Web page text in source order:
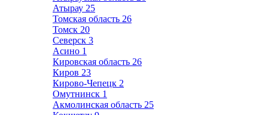
Атырау 25
Томская область 26
Томск 20
Северск 3
Асино 1
Кировская область 26
Киров 23
Кирово-Чепецк 2
Омутнинск 1
Акмолинская область 25